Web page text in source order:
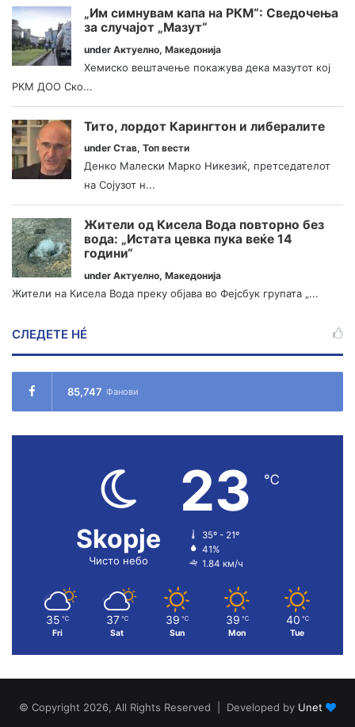
„Им симнувам капа на РКМ“: Сведочења
за случајот „Мазут“
under Актуелно, Македонија
Хемиско вештачење покажува дека мазутот кој
РКМ ДОО Ско...
Тито, лордот Карингтон и либералите
under Став, Топ вести
Денко Малески Марко Никезиќ, претседателот
на Сојузот н...
Жители од Кисела Вода повторно без
вода: „Истата цевка пука веќе 14
години“
under Актуелно, Македонија
Жители на Кисела Вода преку објава во Фејсбук групата „...
СЛЕДЕТЕ НÉ
85,747 Фанови
Skopje
Чисто небо
23 ℃
35º - 21º
41%
1.84 км/ч
35 ℃
Fri
37 ℃
Sat
39 ℃
Sun
39 ℃
Mon
40 ℃
Tue
© Copyright 2026, All Rights Reserved | Developed by Unet